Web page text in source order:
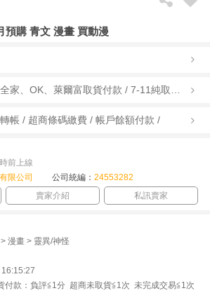
預購 青文 漫畫 買動漫
帳 / 超商條碼繳費 / 帳戶餘額付款 /
前上線
限公司 公司統編： 24553282
賣家介紹 私訊賣家
漫畫 > 靈異/神怪
付款：負評≦1分 超商未取貨≦1次 未完成交易≦1次